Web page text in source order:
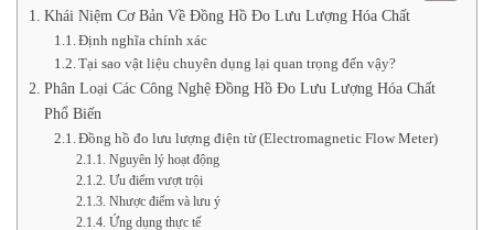
Khái Niệm Cơ Bản Về Đồng Hồ Đo Lưu Lượng Hóa Chất
Định nghĩa chính xác
Tại sao vật liệu chuyên dụng lại quan trọng đến vậy?
Phân Loại Các Công Nghệ Đồng Hồ Đo Lưu Lượng Hóa Chất
Phổ Biến
Đồng hồ đo lưu lượng điện từ (Electromagnetic Flow Meter)
Nguyên lý hoạt động
Ưu điểm vượt trội
Nhược điểm và lưu ý
Ứng dụng thực tế